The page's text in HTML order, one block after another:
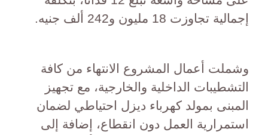
إجمالية تجاوزت 18 مليون و242 ألف جنيه.
وشملت أعمال المشروع الانتهاء من كافة
التشطيبات الداخلية والخارجية، مع تجهيز
المبنى بمولد كهرباء ديزل احتياطي لضمان
استمرارية العمل دون انقطاع، إضافة إلى